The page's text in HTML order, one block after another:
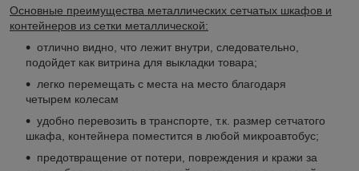
Основные преимущества металлических сетчатых шкафов и
контейнеров из сетки металлической:
отлично видно, что лежит внутри, следовательно,
подойдет как витрина для выкладки товара;
легко перемещать с места на место благодаря
четырем колесам
удобно перевозить в транспорте, т.к. размер сетчатого
шкафа, контейнера поместится в любой микроавтобус;
предотвращение от потери, повреждения и кражи за